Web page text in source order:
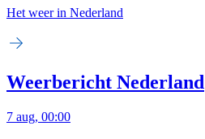
Het weer in Nederland
Weerbericht Nederland
7 aug, 00:00